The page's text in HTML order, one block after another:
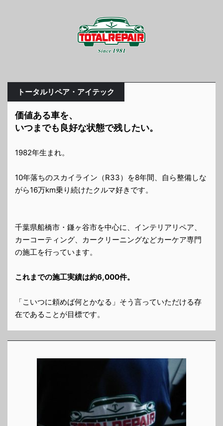
トータルリペア・アイテック
価値ある車を、
いつまでも良好な状態で残したい。
1982年生まれ。
10年落ちのスカイライン（R33）を8年間、自ら整備しな
がら16万km乗り続けたクルマ好きです。
千葉県船橋市・鎌ヶ谷市を中心に、インテリアリペア、
カーコーティング、カークリーニングなどカーケア専門
の施工を行っています。
これまでの施工実績は約6,000件。
「こいつに頼めば何とかなる」そう言っていただける存
在であることが目標です。